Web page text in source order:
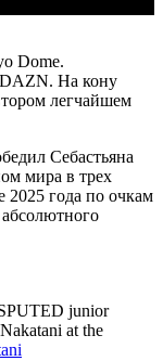
Dome.
DAZN. На кону
легчайшем
Себастьяна
мира в трех
2025 года по очкам
junior
at the